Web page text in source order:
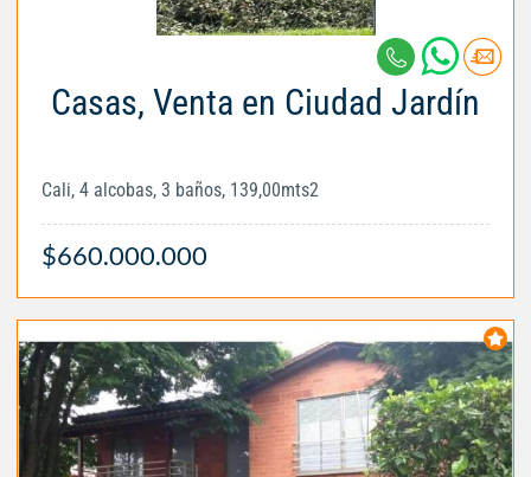
Casas, Venta en Ciudad Jardín
Cali, 4 alcobas, 3 baños, 139,00mts2
$660.000.000